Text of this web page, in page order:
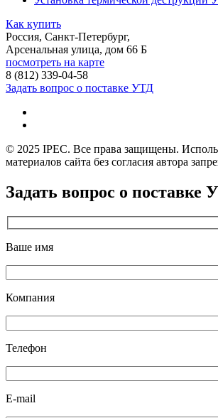
Как купить
Россия, Санкт-Петербург,
Арсенальная улица, дом 66 Б
посмотреть на карте
8 (812) 339-04-58
Задать вопрос о поставке УТД
© 2025 IPEC. Все права защищены.
материалов сайта без согласия автора
Задать вопрос о поставке
Ваше имя
Компания
Телефон
E-mail